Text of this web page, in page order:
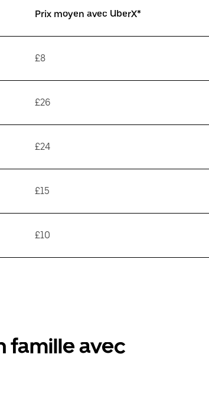
Prix moyen avec UberX*
£8
£26
£24
£15
£10
famille avec